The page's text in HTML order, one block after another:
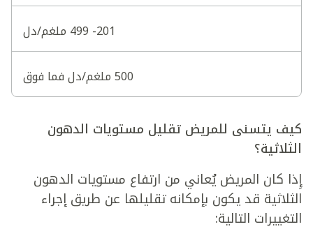
201- 499 ملغم/دل
500 ملغم/دل فما فوق
كيف يتسنى للمريض تقليل مستويات الدهون
الثلاثية؟
إِذا كان المريض يُعاني من ارتفاع مستويات الدهون
الثلاثية قد يكون بإمكانه تقليلها عن طريق إجراء
التغييرات التالية: